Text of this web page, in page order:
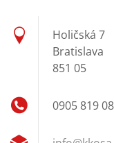
Holičská 7
Bratislava
851 05
0905 819